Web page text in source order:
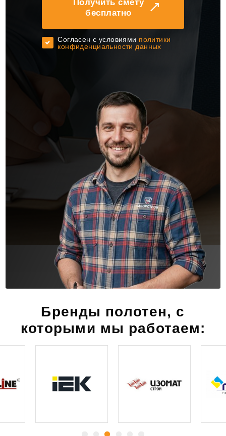
бесплатно
Cогласен с условиями политики
конфиденциальности данных
Бренды полотен, с
которыми мы работаем: